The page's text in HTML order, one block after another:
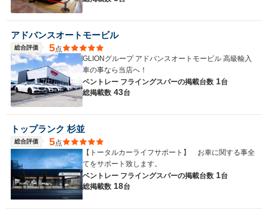
アドバンスオートモービル
総合評価 5点
GLIONグループ アドバンスオートモービル 高級輸入
車の事なら当店へ！
ベントレー フライングスパーの掲載台数 1台
総掲載数 43台
トップランク 杉並
総合評価 5点
【トータルカーライフサポート】 お車に関する事全
てをサポート致します。
ベントレー フライングスパーの掲載台数 1台
総掲載数 18台